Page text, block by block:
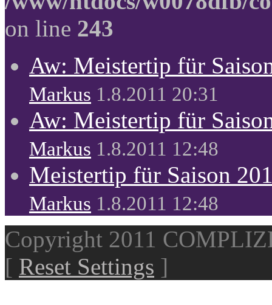
on line 243
Aw: Meistertip für
Markus 1.8.2011 20:31
Aw: Meistertip für
Markus 1.8.2011 12:48
Meistertip für Saison
Markus 1.8.2011 12:48
Copyright 2011
[ Reset Settings ]